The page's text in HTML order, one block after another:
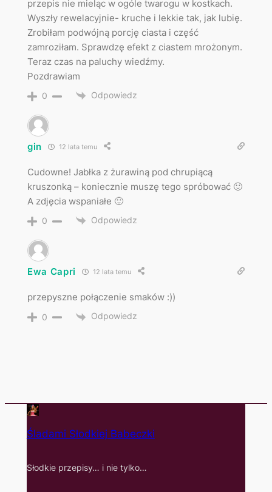
przepis nie mieląc w ogóle twarogu w kostkach.
Wyszły rewelacyjnie- kruche i lekkie tak, jak lubię.
Zrobiłam podwójną porcję ciasta i część
zamroziłam. Sprawdzę efekt z ciastem mrożonym.
Teraz czas na paluchy wiedźmy.
Pozdrawiam
0 Odpowiedz
gin 12 lata temu
Cudowne! Jabłka z żurawiną pod chrupiącą
kruszonką – koniecznie muszę tego spróbować 🙂
A zdjęcia wspaniałe 🙂
0 Odpowiedz
Ewa Capri 12 lata temu
przepyszne połączenie smaków :))
0 Odpowiedz
Śladami Słodkiej Babeczki
Słodkie przepisy… i nie tylko…